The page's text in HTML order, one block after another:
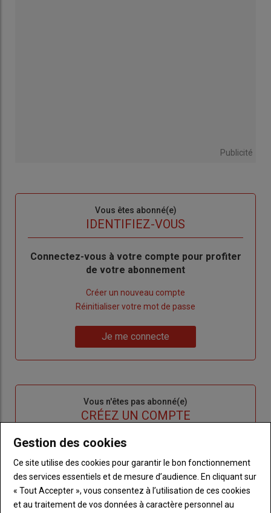
Publicité
Vous êtes abonné(e)
IDENTIFIEZ-VOUS
Body
Connectez-vous à votre compte pour profiter
de votre abonnement
Créer un nouveau compte
de
Réinitialiser votre mot de passe
me
Je me connecte
Vous n'êtes pas abonné(e)
CRÉEZ UN COMPTE
BodyChoisissez votre formule et créez votre
compte pour accéder à tout l'Agri53.
Lien Créez un compte
Gestion des cookies
Ce site utilise des cookies pour garantir le bon fonctionnement
des services essentiels et de mesure d’audience. En cliquant sur
« Tout Accepter », vous consentez à l’utilisation de ces cookies
et au traitement de vos données à caractère personnel au